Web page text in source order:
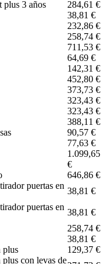
3 años
284,61 €
38,81 €
232,86 €
258,74 €
711,53 €
64,69 €
142,31 €
452,80 €
373,73 €
323,43 €
323,43 €
388,11 €
90,57 €
77,63 €
1.099,65
€
646,86 €
puertas en
38,81 €
puertas en
38,81 €
258,74 €
38,81 €
plus
129,37 €
con levas de